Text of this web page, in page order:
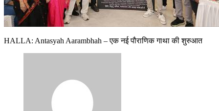
HALLA: Antasyah Aarambhah – एक नई पौराणिक गाथा की शुरुआत